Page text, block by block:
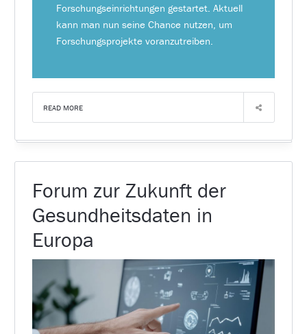
Forschungseinrichtungen gestartet. Aktuell
kann man nun seine Chance nutzen, um
Forschungsprojekte voranzutreiben.
READ MORE
Forum zur Zukunft der
Gesundheitsdaten in
Europa